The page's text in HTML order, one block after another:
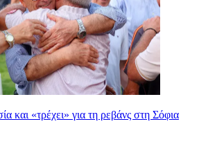
και «τρέχει» για τη ρεβάνς στη Σόφια